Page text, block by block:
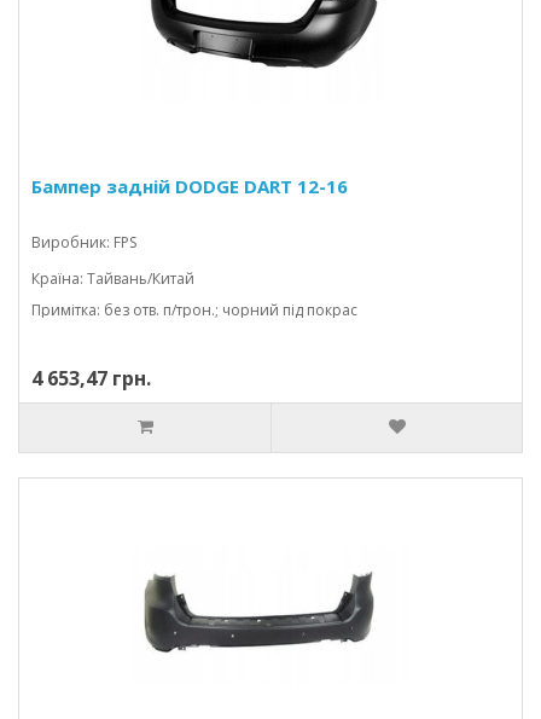
Бампер задній DODGE DART 12-16
Виробник: FPS
Країна: Тайвань/Китай
Примітка: без отв. п/трон.; чорний під покрас
4 653,47 грн.